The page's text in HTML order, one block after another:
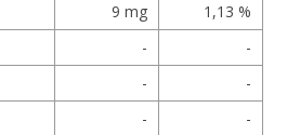
9 mg
1,13 %
-
-
-
-
-
-